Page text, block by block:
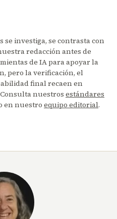
se investiga, se contrasta con
redacción antes de
de IA para apoyar la
pero la verificación, el
final recaen en
nuestros estándares
en nuestro equipo editorial.